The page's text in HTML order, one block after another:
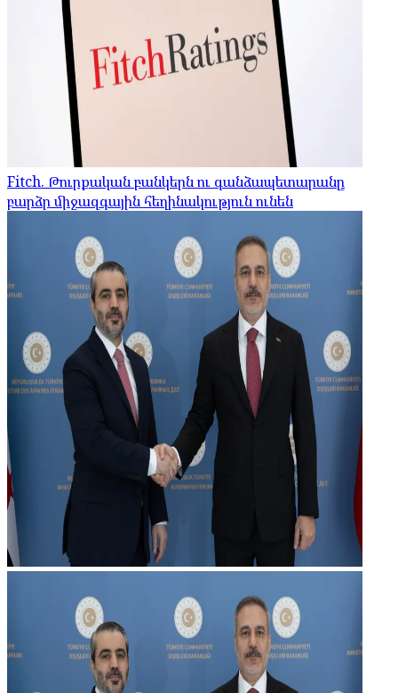
Fitch. Թուրքական բանկերն ու գանձապետարանը
բարձր միջազգային հեղինակություն ունեն